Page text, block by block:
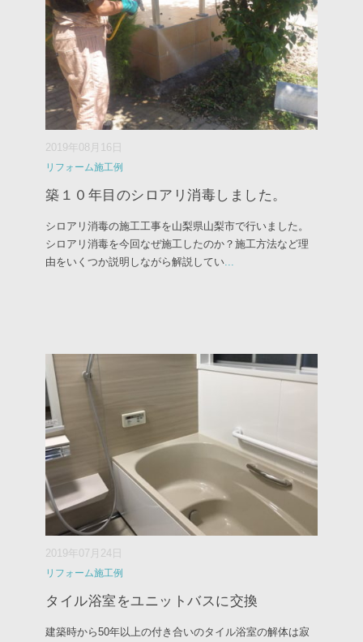
2019年08月16日
リフォーム施工例
築１０年目のシロアリ消毒しました。
シロアリ消毒の施工工事を山梨県山梨市で行いました。
シロアリ消毒を今回なぜ施工したのか？施工方法など理
由をいくつか説明しながら解説してい...
2019年07月24日
リフォーム施工例
タイル浴室をユニットバスに交換
建築時から50年以上の付き合いのタイル浴室の解体は寂